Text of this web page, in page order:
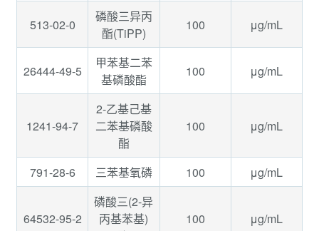
513-02-0
磷酸三异丙
酯(TiPP)
100 μg/mL
26444-49-5
甲苯基二苯
基磷酸酯
100 μg/mL
1241-94-7
2-乙基己基
二苯基磷酸
酯
100 μg/mL
791-28-6 三苯基氧磷 100 μg/mL
64532-95-2
磷酸三(2-异
丙基苯基)
100 μg/mL